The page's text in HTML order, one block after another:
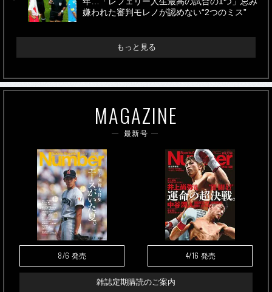
嫌われた審判モレノが認めない“2つのミス”
もっと見る
MAGAZINE
最新号
8/6 発売 4/16 発売
雑誌定期購読のご案内